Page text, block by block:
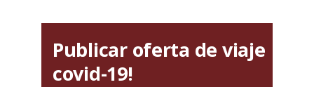
Publicar oferta de viaje
covid-19!